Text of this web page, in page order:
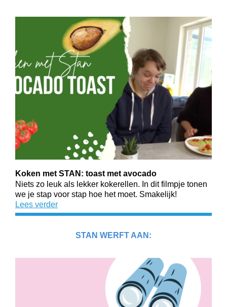
Koken met STAN: toast met avocado
Niets zo leuk als lekker kokerellen. In dit filmpje tonen
we je stap voor stap hoe het moet. Smakelijk!
Lees verder
STAN WERFT AAN: